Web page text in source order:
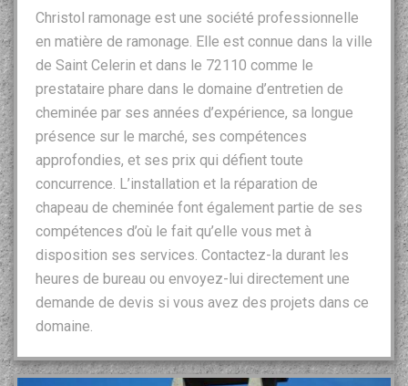
Christol ramonage est une société professionnelle
en matière de ramonage. Elle est connue dans la ville
de Saint Celerin et dans le 72110 comme le
prestataire phare dans le domaine d’entretien de
cheminée par ses années d’expérience, sa longue
présence sur le marché, ses compétences
approfondies, et ses prix qui défient toute
concurrence. L’installation et la réparation de
chapeau de cheminée font également partie de ses
compétences d’où le fait qu’elle vous met à
disposition ses services. Contactez-la durant les
heures de bureau ou envoyez-lui directement une
demande de devis si vous avez des projets dans ce
domaine.